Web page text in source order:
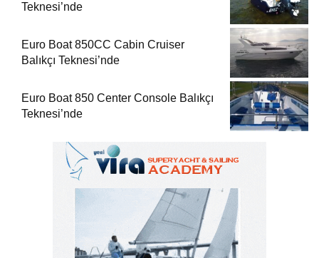
Teknesi’nde
Euro Boat 850CC Cabin Cruiser
Balıkçı Teknesi’nde
Euro Boat 850 Center Console Balıkçı
Teknesi’nde